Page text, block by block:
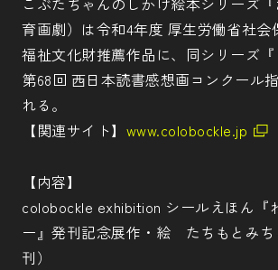
育画劇）は令和4年度 厚生労働省社会
福祉文化財推薦作品に、同シリーズ
第68回 西日本読書感想画コンクール
れる。
【関連サイト】 www.colobockle.jp
【内容】
colobockle exhibition シールえほん『
ー』発刊記念展作・絵 たちもとみ
刊）